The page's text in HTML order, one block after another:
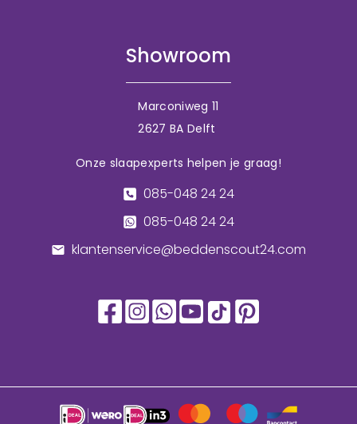
Showroom
Marconiweg 11
2627 BA Delft
Onze slaapexperts helpen je graag!
085-048 24 24
085-048 24 24
klantenservice@beddenscout24.com